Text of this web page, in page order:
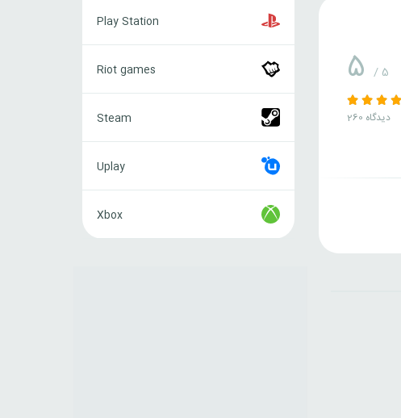
5 / 5
260 دیدگاه
Station
Play Station
games
Riot games
Steam
Uplay
Xbox